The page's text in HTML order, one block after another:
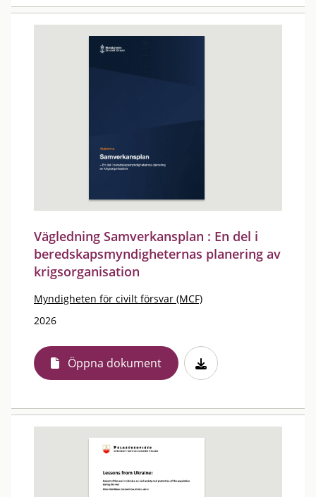
Vägledning Samverkansplan : En del i
beredskapsmyndigheternas planering av
krigsorganisation
Myndigheten för civilt försvar (MCF)
2026
Öppna dokument